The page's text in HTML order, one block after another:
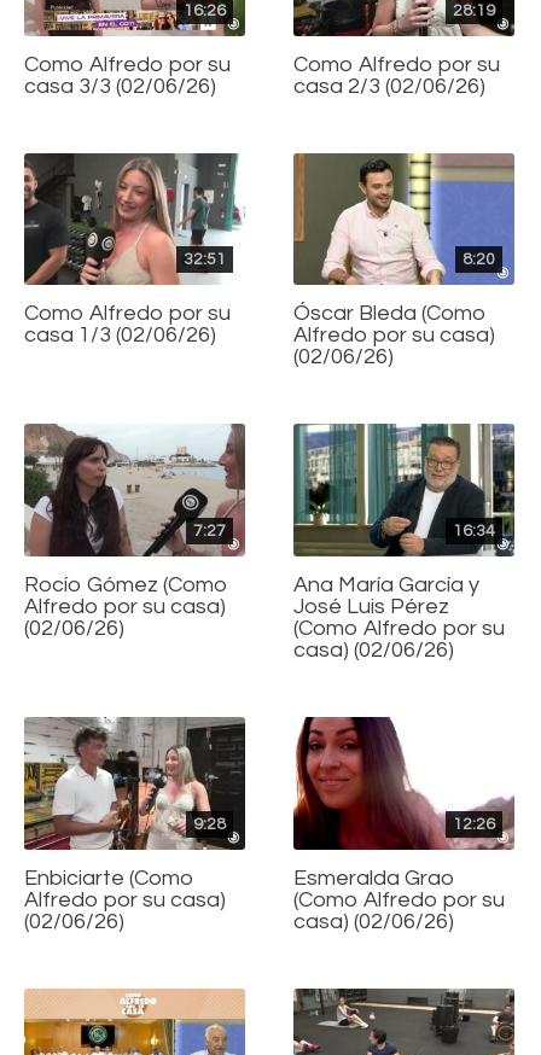
16:26
Como Alfredo por su
casa 3/3 (02/06/26)
28:19
Como Alfredo por su
casa 2/3 (02/06/26)
32:51
Como Alfredo por su
casa 1/3 (02/06/26)
8:20
Óscar Bleda (Como
Alfredo por su casa)
(02/06/26)
7:27
Rocío Gómez (Como
Alfredo por su casa)
(02/06/26)
16:34
Ana María García y
José Luis Pérez
(Como Alfredo por su
casa) (02/06/26)
9:28
Enbiciarte (Como
Alfredo por su casa)
(02/06/26)
12:26
Esmeralda Grao
(Como Alfredo por su
casa) (02/06/26)